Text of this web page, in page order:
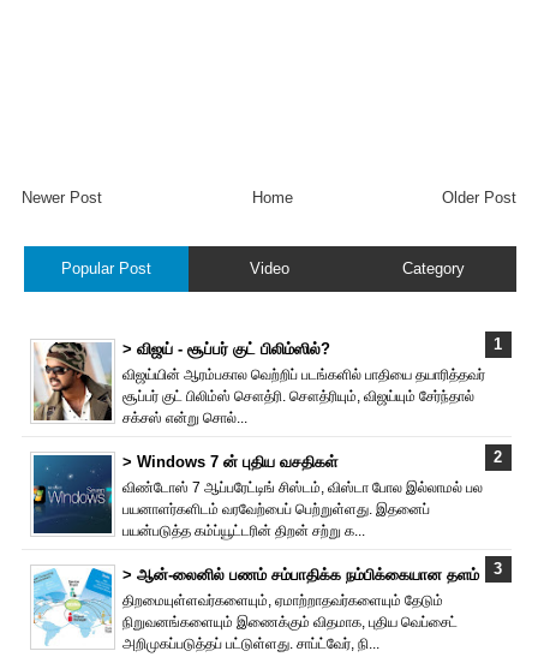
Newer Post Older Post
Home
Popular Post Video Category
> விஜய் - சூப்பர் குட் பிலிம்ஸில்?
விஜய்யின் ஆரம்பகால வெற்றிப் படங்களில் பாதியை தயா‌ரித்தவர்
சூப்பர் குட் பிலிம்ஸ் சௌத்‌ரி. சௌத்‌ரியும், விஜய்யும் சேர்ந்தால்
சக்சஸ் என்று சொல்...
> Windows 7 ன் புதிய வசதிகள்
விண்டோஸ் 7 ஆப்பரேட்டிங் சிஸ்டம், விஸ்டா போல இல்லாமல் பல
பயனாளர்களிடம் வரவேற்பைப் பெற்றுள்ளது. இதனைப்
பயன்படுத்த கம்ப்யூட்டரின் திறன் சற்று க...
> ஆன்-லைனில் பணம் சம்பாதிக்க நம்பிக்கையான தளம்
திறமையுள்ளவர்களையும், ஏமாற்றாதவர்களையும் தேடும்
நிறுவனங்களையும் இணைக்கும் விதமாக, புதிய வெப்சைட்
அறிமுகப்படுத்தப் பட்டுள்ளது. சாப்ட்வேர், நி...